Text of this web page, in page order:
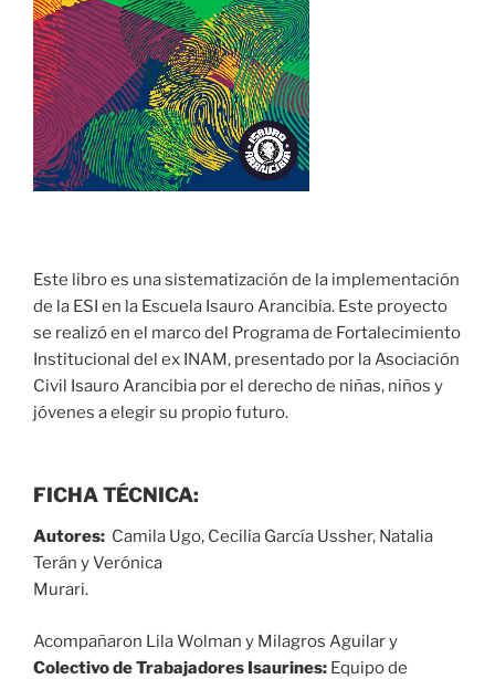
Este libro es una sistematización de la implementación
de la ESI en la Escuela Isauro Arancibia. Este proyecto
se realizó en el marco del Programa de Fortalecimiento
Institucional del ex INAM, presentado por la Asociación
Civil Isauro Arancibia por el derecho de niñas, niños y
jóvenes a elegir su propio futuro.
FICHA TÉCNICA:
Autores: Camila Ugo, Cecilia García Ussher, Natalia
Terán y Verónica
Murari.
Acompañaron Lila Wolman y Milagros Aguilar y
Colectivo de Trabajadores Isaurines: Equipo de